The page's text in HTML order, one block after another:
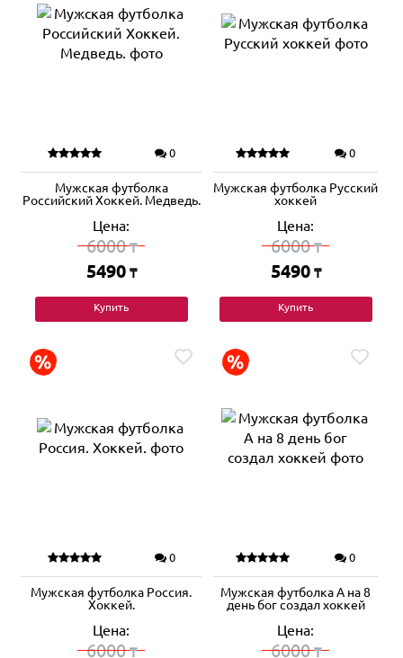
0
Мужская футболка
Российский Хоккей. Медведь.
Цена:
6000₸
5490 ₸
Купить
0
Мужская футболка Русский
хоккей
Цена:
6000₸
5490 ₸
Купить
0
Мужская футболка Россия.
Хоккей.
Цена:
6000₸
0
Мужская футболка А на 8
день бог создал хоккей
Цена:
6000₸